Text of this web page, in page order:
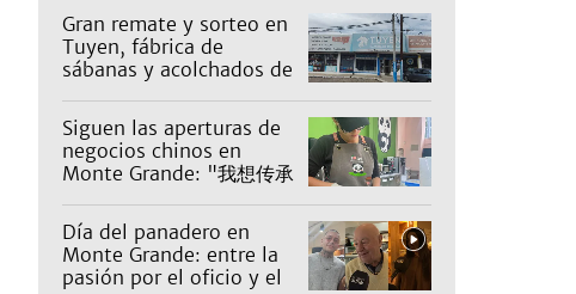
Gran remate y sorteo en
Tuyen, fábrica de
sábanas y acolchados de
desde $1.000
Siguen las aperturas de
negocios chinos en
Monte Grande: "我想传承
Día del panadero en
Monte Grande: entre la
pasión por el oficio y el